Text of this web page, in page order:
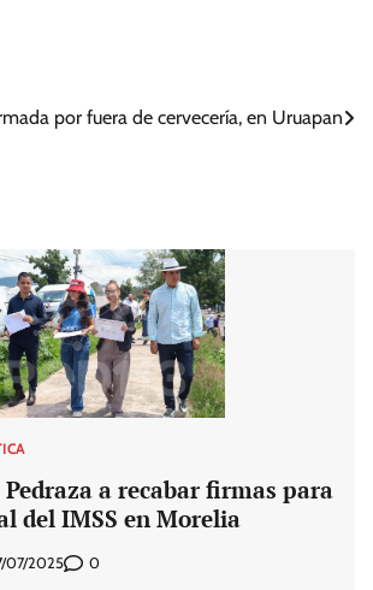
por fuera de cervecería, en Uruapan
a recabar firmas para
del IMSS en Morelia
07/2025 0